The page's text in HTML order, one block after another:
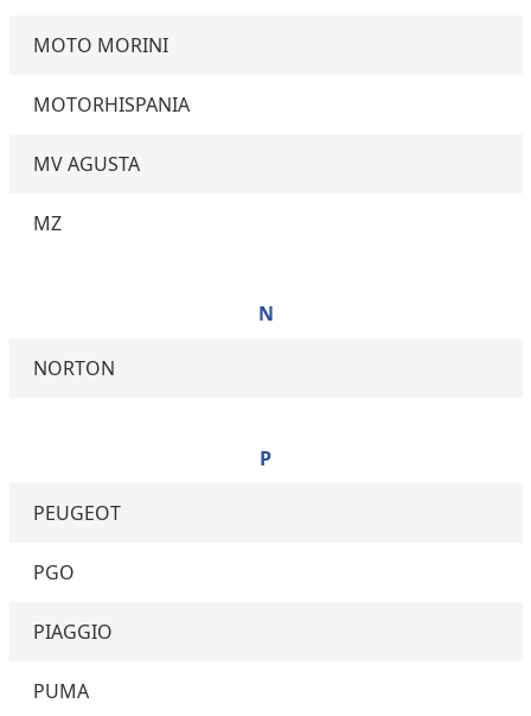
MOTO MORINI
MOTORHISPANIA
MV AGUSTA
MZ
N
NORTON
P
PEUGEOT
PGO
PIAGGIO
PUMA